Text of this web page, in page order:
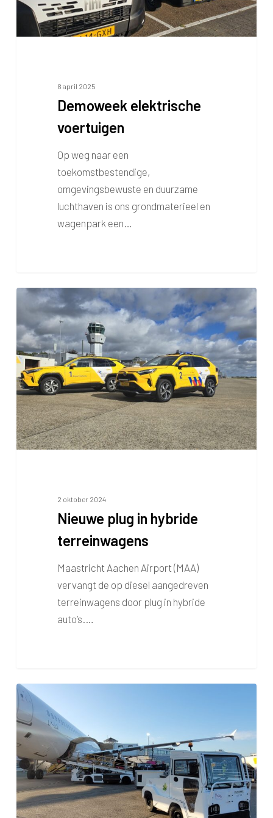
8 april 2025
Demoweek elektrische
voertuigen
Op weg naar een
toekomstbestendige,
omgevingsbewuste en duurzame
luchthaven is ons grondmaterieel en
wagenpark een…
Nieuwe
in
hybride
terreinwagens
2 oktober 2024
Nieuwe plug in hybride
terreinwagens
Maastricht Aachen Airport (MAA)
vervangt de op diesel aangedreven
terreinwagens door plug in hybride
auto’s.…
Maastricht
Aachen
Airport
behaalt
internationale
erkenning
voor
Co2-